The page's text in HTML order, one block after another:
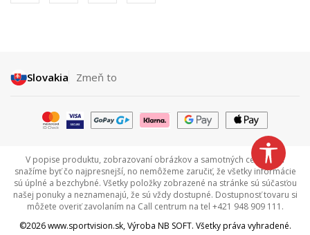
Slovakia Zmeň to
V popise produktu, zobrazovaní obrázkov a samotných cenách sa
snažíme byť čo najpresnejší, no nemôžeme zaručiť, že všetky informácie
sú úplné a bezchybné. Všetky položky zobrazené na stránke sú súčasťou
našej ponuky a neznamenajú, že sú vždy dostupné. Dostupnosť tovaru si
môžete overiť zavolaním na Call centrum na tel +421 948 909 111.
©2026www.sportvision.sk, Výroba NB SOFT. Všetky práva vyhradené.